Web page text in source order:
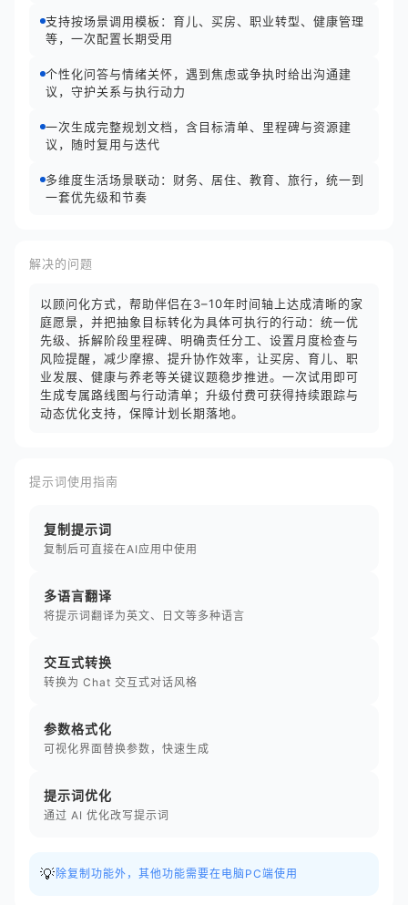
支持按场景调用模板：育儿、买房、职业转型、健康管理
等，一次配置长期受用
个性化问答与情绪关怀，遇到焦虑或争执时给出沟通建
议，守护关系与执行动力
一次生成完整规划文档，含目标清单、里程碑与资源建
议，随时复用与迭代
多维度生活场景联动：财务、居住、教育、旅行，统一到
一套优先级和节奏
解决的问题
以顾问化方式，帮助伴侣在3–10年时间轴上达成清晰的家
庭愿景，并把抽象目标转化为具体可执行的行动：统一优
先级、拆解阶段里程碑、明确责任分工、设置月度检查与
风险提醒，减少摩擦、提升协作效率，让买房、育儿、职
业发展、健康与养老等关键议题稳步推进。一次试用即可
生成专属路线图与行动清单；升级付费可获得持续跟踪与
动态优化支持，保障计划长期落地。
提示词使用指南
复制提示词
复制后可直接在AI应用中使用
多语言翻译
将提示词翻译为英文、日文等多种语言
交互式转换
转换为 Chat 交互式对话风格
参数格式化
可视化界面替换参数，快速生成
提示词优化
通过 AI 优化改写提示词
💡 除复制功能外，其他功能需要在电脑PC端使用